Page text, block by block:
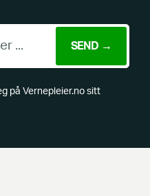
på Vernepleier.no sitt